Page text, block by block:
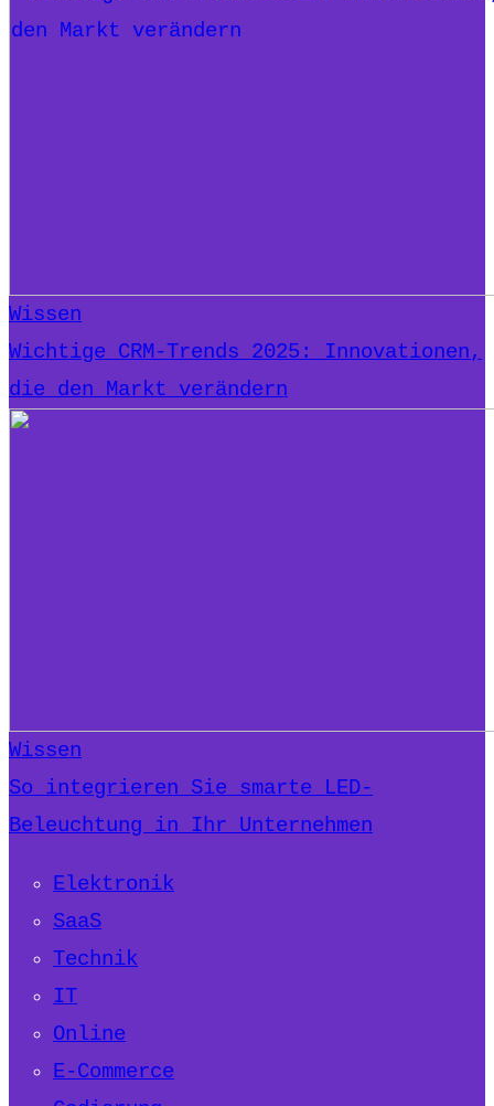
Wissen
Wichtige CRM-Trends 2025: Innovationen,
die den Markt verändern
Wissen
So integrieren Sie smarte LED-
Beleuchtung in Ihr Unternehmen
Elektronik
SaaS
Technik
IT
Online
E-Commerce